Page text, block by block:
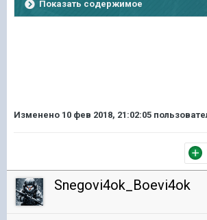
Показать содержимое
Изменено 10 фев 2018, 21:02:05
Snegovi4ok_Boevi4ok